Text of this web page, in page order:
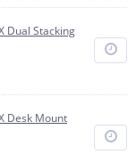
Dual Stacking
Desk Mount